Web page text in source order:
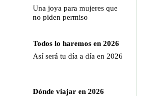
Una joya para mujeres que
no piden permiso
Todos lo haremos en 2026
Así será tu día a día en 2026
Dónde viajar en 2026